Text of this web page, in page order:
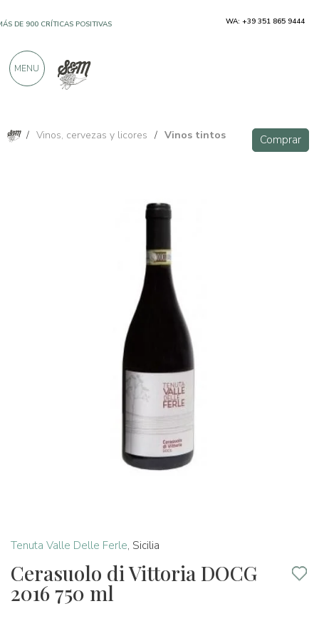
/ Vinos, cervezas y licores / Vinos tintos Comprar
Tenuta Valle Delle Ferle, Sicilia
Cerasuolo di Vittoria DOCG
2016 750 ml
DE 900 CRÍTICAS POSITIVAS WA: +39 351 865 9444
MENU